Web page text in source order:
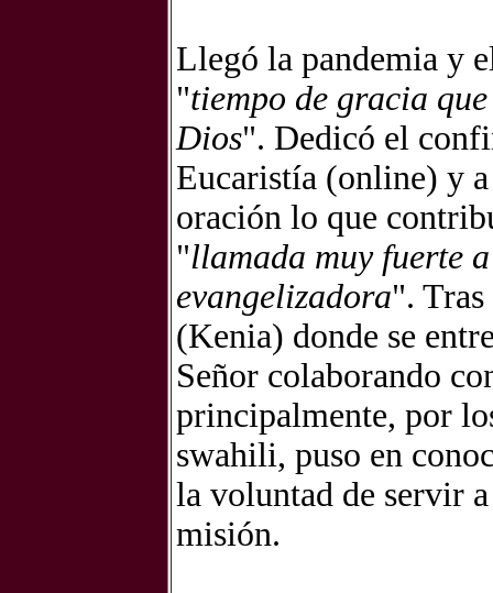
Llegó la pandemia y
"tiempo de gracia
Dios". Dedicó el
Eucaristía (online) y
oración lo que
"llamada muy fuerte
evangelizadora". Tras
(Kenia) donde se
Señor colaborando
principalmente, por
swahili, puso en
la voluntad de servir
misión.